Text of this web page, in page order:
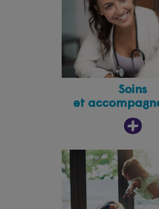
Soins
et